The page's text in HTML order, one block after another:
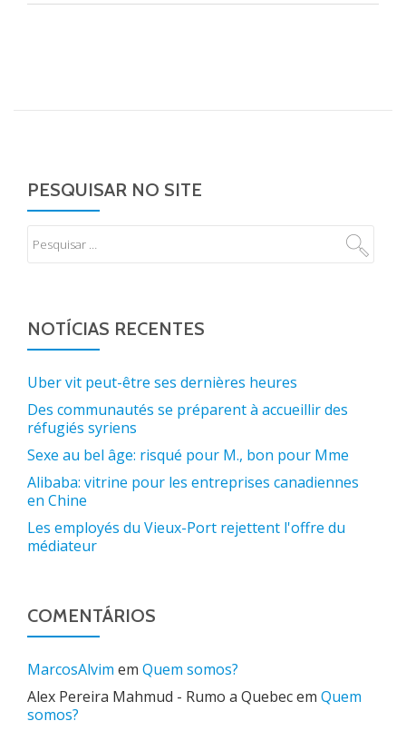
PESQUISAR NO SITE
NOTÍCIAS RECENTES
Uber vit peut-être ses dernières heures
Des communautés se préparent à accueillir des
réfugiés syriens
Sexe au bel âge: risqué pour M., bon pour Mme
Alibaba: vitrine pour les entreprises canadiennes
en Chine
Les employés du Vieux-Port rejettent l'offre du
médiateur
COMENTÁRIOS
MarcosAlvim em Quem somos?
Alex Pereira Mahmud - Rumo a Quebecem Quem
somos?